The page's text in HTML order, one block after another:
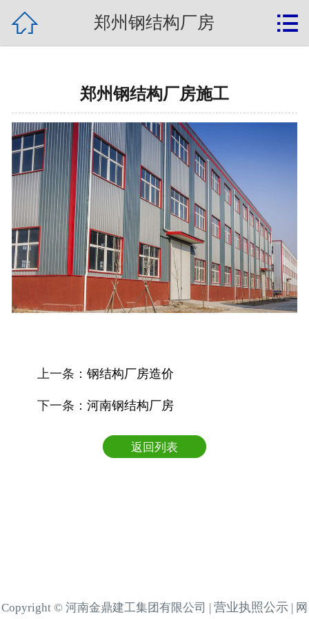
网站首页
钢结构新闻
产品展示
钢结构案例
常见问题
联系我们
 郑州钢结构厂房 
郑州钢结构厂房施工
上一条： 钢结构厂房造价
下一条： 河南钢结构厂房
返回列表
Copyright © 河南金鼎建工集团有限公司 | 营业执照公示 | 网